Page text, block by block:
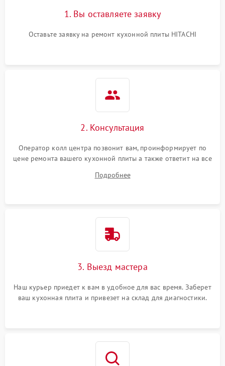
1. Вы оставляете заявку
Оставьте заявку на ремонт кухонной плиты HITACHI
2. Консультация
Оператор колл центра позвонит вам, проинформирует по
цене ремонта вашего кухонной плиты а также ответит на все
Подробнее
3. Выезд мастера
Наш курьер приедет к вам в удобное для вас время. Заберет
ваш кухонная плита и привезет на склад для диагностики.